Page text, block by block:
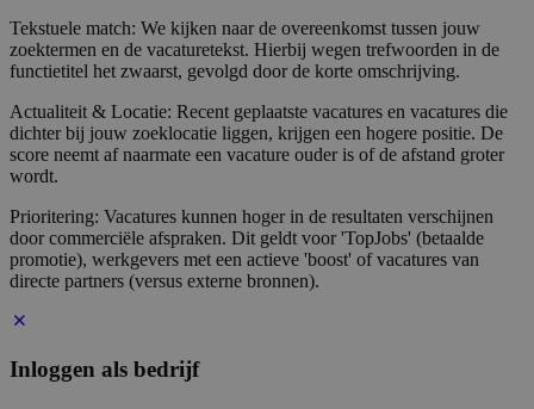
Tekstuele match: We kijken naar de overeenkomst tussen jouw
zoektermen en de vacaturetekst. Hierbij wegen trefwoorden in de
functietitel het zwaarst, gevolgd door de korte omschrijving.
Actualiteit & Locatie: Recent geplaatste vacatures en vacatures die
dichter bij jouw zoeklocatie liggen, krijgen een hogere positie. De
score neemt af naarmate een vacature ouder is of de afstand groter
wordt.
Prioritering: Vacatures kunnen hoger in de resultaten verschijnen
door commerciële afspraken. Dit geldt voor 'TopJobs' (betaalde
promotie), werkgevers met een actieve 'boost' of vacatures van
directe partners (versus externe bronnen).
Inloggen als bedrijf